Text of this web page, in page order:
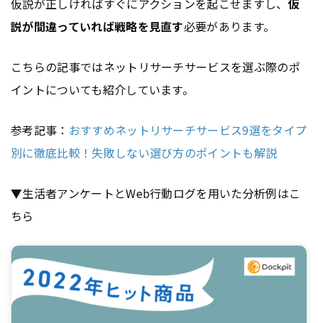
仮説が正しければすぐにアクションを起こせますし、 仮
説が間違っていれば戦略を見直す必要があります。
こちらの記事ではネットリサーチサービスを選ぶ際のポ
イントについても紹介しています。
参考記事： おすすめネットリサーチサービス9選をタイプ
別に徹底比較！失敗しない選び方のポイントも解説
▼生活者アンケートとWeb行動ログを用いた分析例はこ
ちら